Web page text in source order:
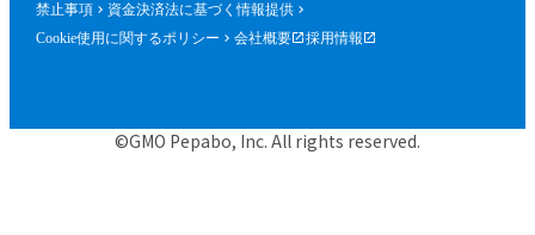
禁止事項
資金決済法に基づく情報提供
Cookie使用に関するポリシー
会社概要 採用情報
©GMO Pepabo, Inc. All rights reserved.